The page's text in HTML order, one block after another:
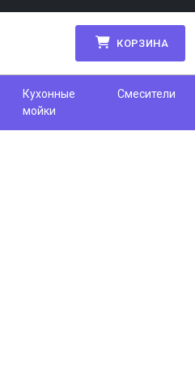
КОРЗИНА
Кухонные
мойки
Смесители